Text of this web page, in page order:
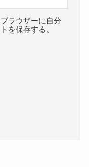
ラウザーに自分
を保存する。